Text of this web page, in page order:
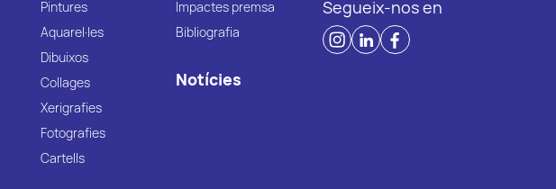
Pintures
Aquarel·les
Dibuixos
Collages
Xerigrafies
Fotografies
Cartells
Impactes premsa
Bibliografia
Notícies
Segueix-nos en